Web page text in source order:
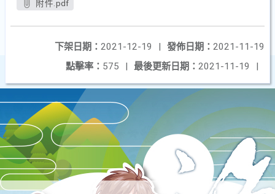
附件.pdf
發佈日期： 2021-11-19
下架日期： 2021-12-19
|
最後更新日期： 2021-11-19 |
點擊率： 575 |